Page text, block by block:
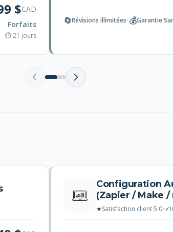
$CAD
Forfaits
⏱ 21 jours
🔄Révisions illimitées•💰Garantie
Configuration
(Zapier / Make /
★Satisfaction client 5.0•✓